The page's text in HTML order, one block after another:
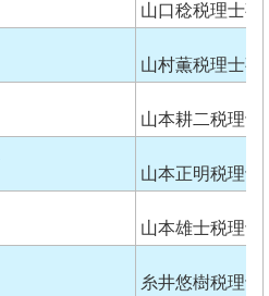
山口稔税理士事
山村薫税理士事
山本耕二税理士
山本正明税理士
山本雄士税理士
糸井悠樹税理士